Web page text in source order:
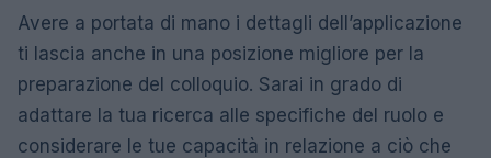
Avere a portata di mano i dettagli dell’applicazione
ti lascia anche in una posizione migliore per la
preparazione del colloquio. Sarai in grado di
adattare la tua ricerca alle specifiche del ruolo e
considerare le tue capacità in relazione a ciò che